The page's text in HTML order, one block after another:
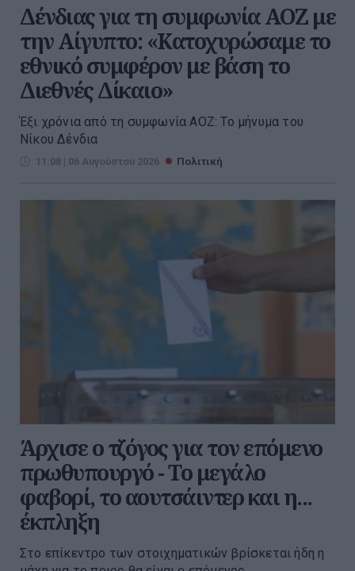
Δένδιας για τη συμφωνία ΑΟΖ με
την Αίγυπτο: «Κατοχυρώσαμε το
εθνικό συμφέρον με βάση το
Διεθνές Δίκαιο»
Έξι χρόνια από τη συμφωνία ΑΟΖ: Το μήνυμα του
Νίκου Δένδια
11:08 | 06 Αυγούστου 2026 Πολιτική
Άρχισε ο τζόγος για τον επόμενο
πρωθυπουργό - Το μεγάλο
φαβορί, το αουτσάιντερ και η...
έκπληξη
Στο επίκεντρο των στοιχηματικών βρίσκεται ήδη η